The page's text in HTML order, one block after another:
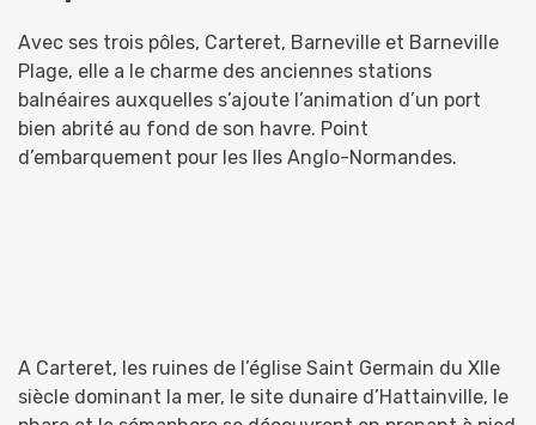
Avec ses trois pôles, Carteret, Barneville et Barneville
Plage, elle a le charme des anciennes stations
balnéaires auxquelles s’ajoute l’animation d’un port
bien abrité au fond de son havre. Point
d’embarquement pour les Iles Anglo-Normandes.
A Carteret, les ruines de l’église Saint Germain du XIIe
siècle dominant la mer, le site dunaire d’Hattainville, le